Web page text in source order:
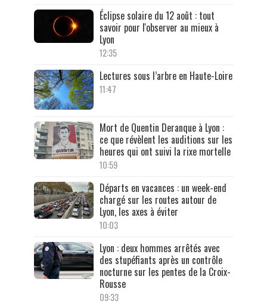
Éclipse solaire du 12 août : tout
savoir pour l'observer au mieux à
Lyon
12:35
Lectures sous l’arbre en Haute-Loire
11:47
Mort de Quentin Deranque à Lyon :
ce que révèlent les auditions sur les
heures qui ont suivi la rixe mortelle
10:59
Départs en vacances : un week-end
chargé sur les routes autour de
Lyon, les axes à éviter
10:03
Lyon : deux hommes arrêtés avec
des stupéfiants après un contrôle
nocturne sur les pentes de la Croix-
Rousse
09:33